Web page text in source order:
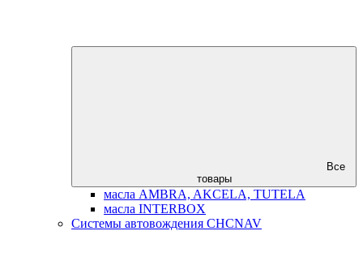
Все
товары
масла AMBRA, AKCELA, TUTELA
масла INTERBOX
Системы автовождения CHCNAV